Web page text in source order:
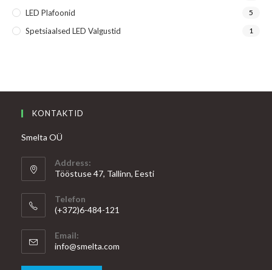
LED Plafoonid 5
Spetsiaalsed LED Valgustid 1
KONTAKTID
Smelta OÜ
Address:
Tööstuse 47, Tallinn, Eesti
Telefon
(+372)6-484-121
Email:
info@smelta.com